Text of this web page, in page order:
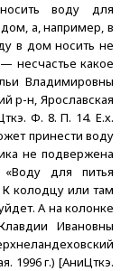
воду для
а, например, в
в дом носить не
несчастье какое
Владимировны
р-н, Ярославская
Ф. 8. П. 14. Е.х.
принести воду
не подвержена
«Воду для питья
колодцу или там
А на колонке
Ивановны
1996 г.) [АниЦткэ.